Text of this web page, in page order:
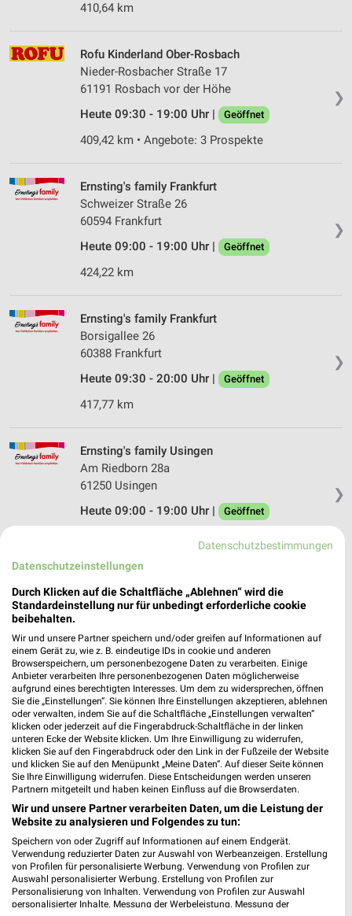
410,64 km
❯
Rofu Kinderland Ober-Rosbach
Nieder-Rosbacher Straße 17
61191 Rosbach vor der Höhe
Heute 09:30 - 19:00 Uhr |
Geöffnet
409,42 km • Angebote: 3 Prospekte
❯
Ernsting's family Frankfurt
Schweizer Straße 26
60594 Frankfurt
Heute 09:00 - 19:00 Uhr |
Geöffnet
424,22 km
❯
Ernsting's family Frankfurt
Borsigallee 26
60388 Frankfurt
Heute 09:30 - 20:00 Uhr |
Geöffnet
417,77 km
❯
Ernsting's family Usingen
Am Riedborn 28a
61250 Usingen
Heute 09:00 - 19:00 Uhr |
Geöffnet
Hauptstrasse 64
Heute 09:00 - 19:00 Uhr | Geöffnet
438,21 km
Ernsting's family Kelsterbach
Am Graf-de-Chardonnet-Platz 7
65451 Kelsterbach
Heute 09:00 - 20:00 Uhr | Geöffnet
436,01 km
Ernsting's family Offenbach
Aliceplatz 11
63065 Offenbach
Heute 10:00 - 20:00 Uhr | Geöffnet
Datenschutzbestimmungen
Datenschutzeinstellungen
Durch Klicken auf die Schaltfläche „Ablehnen“ wird die
Standardeinstellung nur für unbedingt erforderliche cookie
beibehalten.
Wir und unsere Partner speichern und/oder greifen auf Informationen auf
einem Gerät zu, wie z. B. eindeutige IDs in cookie und anderen
Browserspeichern, um personenbezogene Daten zu verarbeiten. Einige
Anbieter verarbeiten Ihre personenbezogenen Daten möglicherweise
aufgrund eines berechtigten Interesses. Um dem zu widersprechen, öffnen
Sie die „Einstellungen“. Sie können Ihre Einstellungen akzeptieren, ablehnen
oder verwalten, indem Sie auf die Schaltfläche „Einstellungen verwalten“
klicken oder jederzeit auf die Fingerabdruck-Schaltfläche in der linken
unteren Ecke der Website klicken. Um Ihre Einwilligung zu widerrufen,
klicken Sie auf den Fingerabdruck oder den Link in der Fußzeile der Website
und klicken Sie auf den Menüpunkt „Meine Daten“. Auf dieser Seite können
Sie Ihre Einwilligung widerrufen. Diese Entscheidungen werden unseren
Partnern mitgeteilt und haben keinen Einfluss auf die Browserdaten.
Wir und unsere Partner verarbeiten Daten, um die Leistung der
Website zu analysieren und Folgendes zu tun:
Speichern von oder Zugriff auf Informationen auf einem Endgerät.
Verwendung reduzierter Daten zur Auswahl von Werbeanzeigen. Erstellung
von Profilen für personalisierte Werbung. Verwendung von Profilen zur
Auswahl personalisierter Werbung. Erstellung von Profilen zur
Personalisierung von Inhalten. Verwendung von Profilen zur Auswahl
personalisierter Inhalte. Messung der Werbeleistung. Messung der